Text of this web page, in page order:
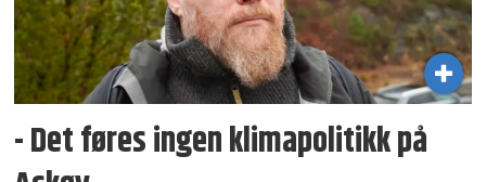
- Det føres ingen klimapolitikk på